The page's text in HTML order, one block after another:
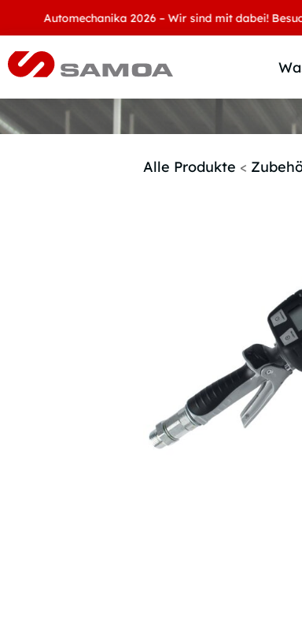
Automechanika 2026 – Wir sind mit dabei!
Alle Produkte <